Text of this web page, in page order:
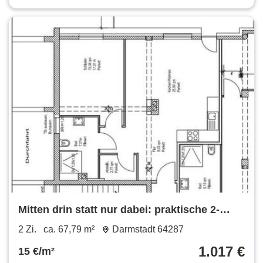
Mitten drin statt nur dabei: praktische 2-
Zimmer-Wohnung
2 Zi. ca. 67,79 m² Darmstadt 64287
15 €/m² 1.017 €